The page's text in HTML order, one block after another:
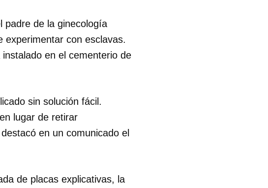
padre de la ginecología
experimentar con esclavas.
en el cementerio de
sin solución fácil.
lugar de retirar
en un comunicado el
de placas explicativas, la